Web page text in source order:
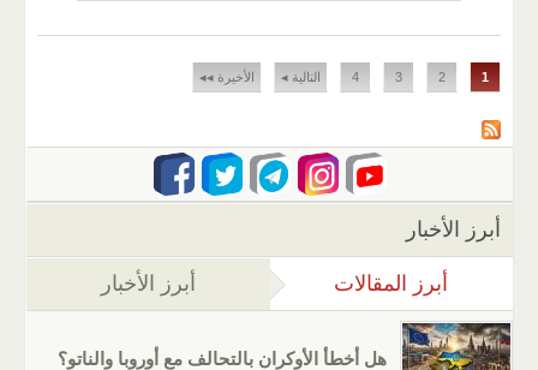
الصفحات
1
2
3
4 التالية ◂ الأخيرة ◂◂
أبرز الأخبار
أبرز المقالات (علامة التبويب النشطة)
أبرز الأخبار
هل أخطأ الأوكران بالتحالف مع أوروبا والناتو؟